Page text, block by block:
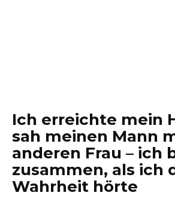
Ich erreichte mein
sah meinen Mann
anderen Frau – ich
zusammen, als ich
Wahrheit hörte